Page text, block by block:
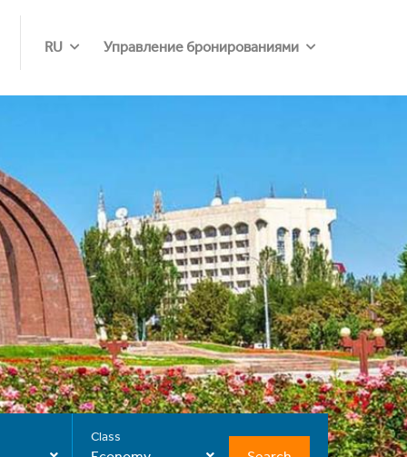
RU Управление бронированиями
Class